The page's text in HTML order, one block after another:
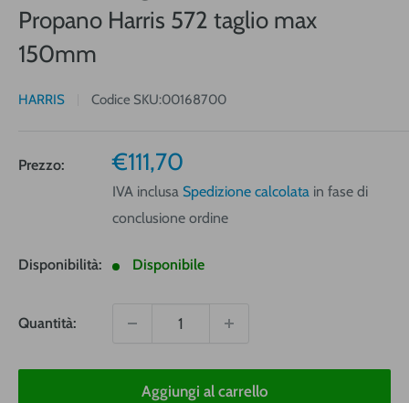
Propano Harris 572 taglio max
150mm
HARRIS Codice SKU:00168700
Prezzo:
Prezzo
vendita
€111,70
IVA inclusa Spedizione calcolata in fase di
conclusione ordine
Disponibilità: Disponibile
Quantità:
Aggiungi al carrello